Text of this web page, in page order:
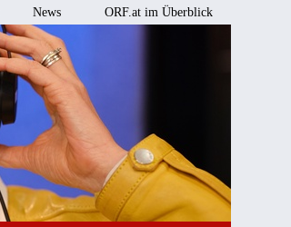
News ORF.at im Überblick